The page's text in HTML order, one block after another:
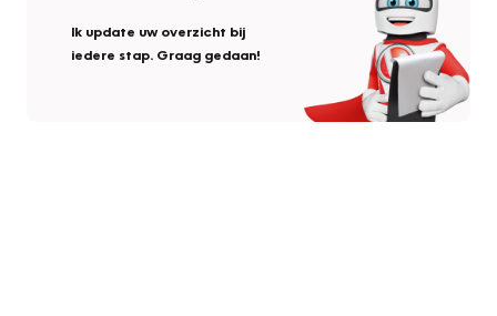
Ik update uw overzicht bij
iedere stap. Graag gedaan!